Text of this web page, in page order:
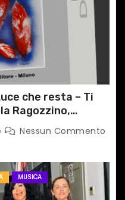
che resta – Ti
Ragozzino,
Nessun Commento
MUSICA